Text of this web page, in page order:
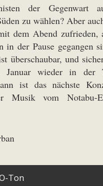
der Gegenwart
zu wählen? Aber
dem Abend zufrieden,
in der Pause gegangen
überschaubar, und
wieder in der
ist das nächste
Musik vom Notabu-
Ton